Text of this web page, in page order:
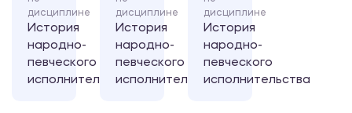
дисциплине
История
народно-
певческого
исполнительства
дисциплине
История
народно-
певческого
исполнительства
дисциплине
История
народно-
певческого
исполнительства